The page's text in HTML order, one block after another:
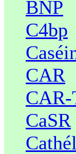
BNP
C4bp
CAR
CAR-
CaSR